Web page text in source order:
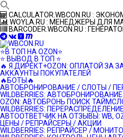
Перейти
к
контенту
CALCULATOR.WBCON.RU :
WOYLA.RU : МЕНЕДЖЕРЫ ДЛЯ
BARCODER.WBCON.RU :
⭐️В ТОП НА OZON⭐️
⭐️ ВЫВОД В ТОП ⭐️
🔥 Я.ДИРЕКТ+OZON: ОПЛАТОЙ ЗА
АККАУНТЫ ПОКУПАТЕЛЕЙ
🔥БОТЫ🔥
АВТОБРОНИРОВАНИЕ / СЛОТЫ /
WILDBERRIES:
OZON: АВТОБРОНЬ ПОИСК
WILDBERRIES:
АВТООТВЕТЧИК НА ОТЗЫВЫ: WB,
ЦЕНЫ / РЕПРАЙСЕРЫ / АКЦИИ
WILDBERRIES: РЕПРАЙСЕР /